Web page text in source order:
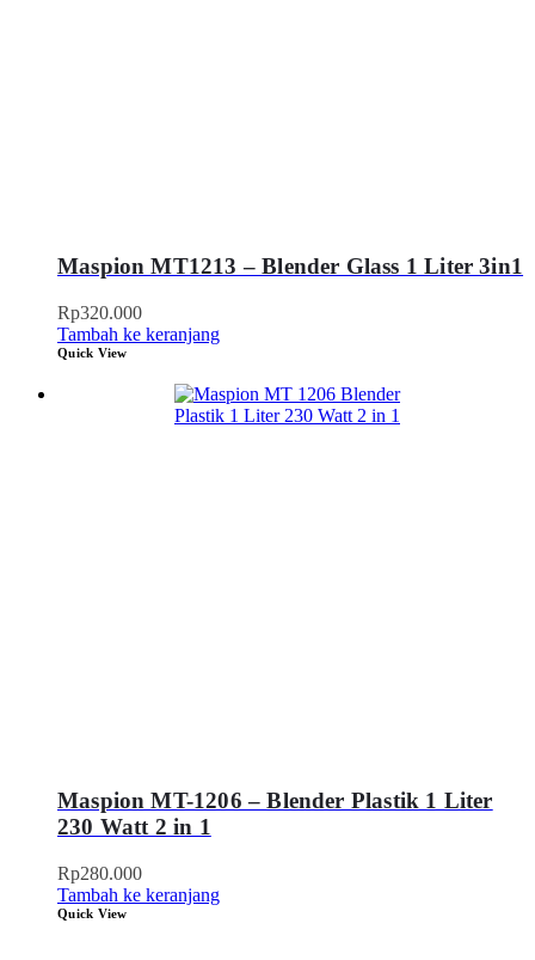
Maspion MT1213 – Blender Glass 1 Liter 3in1
Rp320.000
Tambah ke keranjang
Quick View
Maspion MT-1206 – Blender Plastik 1 Liter
230 Watt 2 in 1
Rp280.000
Tambah ke keranjang
Quick View